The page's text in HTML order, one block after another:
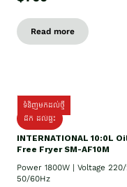
Read more
ទំនិញមកដល់ថ្មី
ដឹក ដល់ផ្ទះ
INTERNATIONAL 10:0L
Free Fryer SM-AF10M
Power 1800W | Voltage
50/60Hz